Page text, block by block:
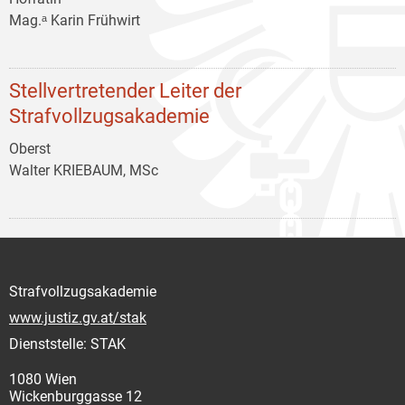
Mag.ᵃ Karin Frühwirt
Stellvertretender Leiter der
Strafvollzugsakademie
Oberst
Walter KRIEBAUM, MSc
Strafvollzugsakademie
www.justiz.gv.at/stak
Dienststelle: STAK
1080 Wien
Wickenburggasse 12